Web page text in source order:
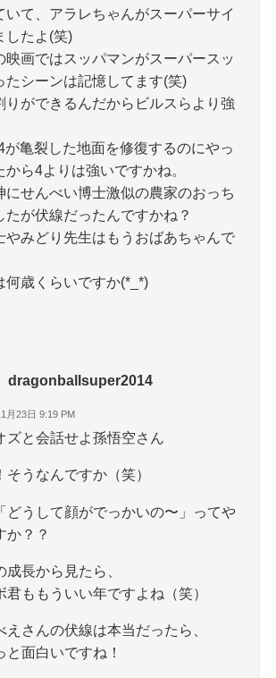
いて、アラレちゃんがスーパーサイ
したよ(笑)
映画ではスッパマンがスーパースッ
たシーンは記憶してます(笑)
りができるんだからビルスらより強
が亀裂した地面を修復するのにやっ
から4よりは強いですかね。
にせんべい博士激似の農家のおっち
たが伏線だったんですかね？
やみどり先生はもうおばあちゃんで
何歳くらいですか(*_*)
dragonballsuper2014
月23日 9:19 PM
ズと会話せよ孫悟空さん
そうなんですか（笑）
どうして顔がでっかいの〜」ってや
か？？
成長から見たら、
君ももういい年ですよね（笑）
えさんの伏線は本当だったら、
と面白いですね！